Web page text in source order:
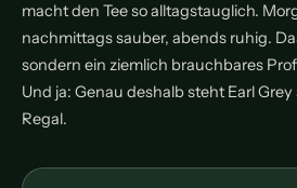
macht den Tee so alltagstauglich.
nachmittags sauber, abends ruhig.
sondern ein ziemlich brauchbares
Und ja: Genau deshalb steht Earl
Regal.